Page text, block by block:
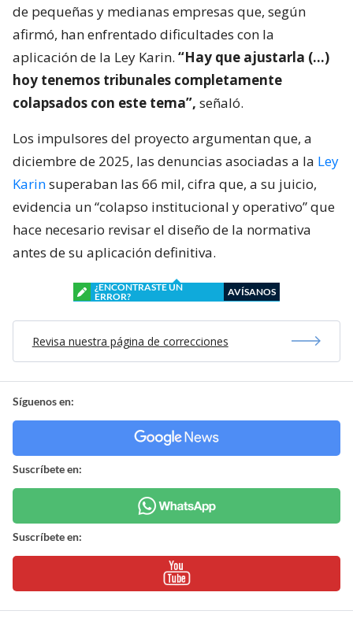
de pequeñas y medianas empresas que, según
afirmó, han enfrentado dificultades con la
aplicación de la Ley Karin. “Hay que ajustarla (…)
hoy tenemos tribunales completamente
colapsados con este tema”, señaló.
Los impulsores del proyecto argumentan que, a
diciembre de 2025, las denuncias asociadas a la Ley
Karinsuperaban las 66 mil, cifra que, a su juicio,
evidencia un “colapso institucional y operativo” que
hace necesario revisar el diseño de la normativa
antes de su aplicación definitiva.
¿ENCONTRASTE UN
ERROR?
AVÍSANOS
Revisa nuestra página de correcciones
Síguenos en:
Suscríbete en:
Suscríbete en: